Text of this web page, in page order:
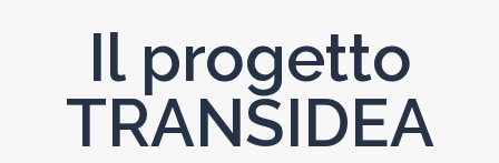
Il progetto
TRANSIDEA